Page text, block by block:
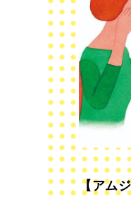
【アム